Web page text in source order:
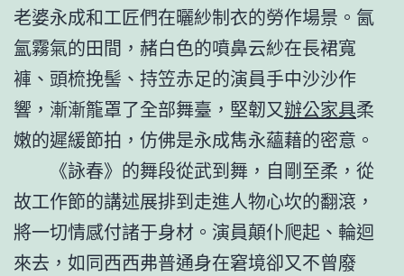
老婆永成和工匠們在曬紗制衣的勞作場景。氤
氳霧氣的田間，赭白色的噴鼻云紗在長裙寬
褲、頭梳挽髻、持笠赤足的演員手中沙沙作
響，漸漸籠罩了全部舞臺，堅韌又辦公家具柔
嫩的遲緩節拍，仿佛是永成雋永蘊藉的密意。
《詠春》的舞段從武到舞，自剛至柔，從
故工作節的講述展排到走進人物心坎的翻滾，
將一切情感付諸于身材。演員顛仆爬起、輪迴
來去，如同西西弗普通身在窘境卻又不曾廢